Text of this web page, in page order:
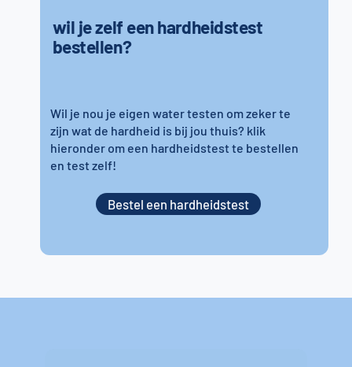
wil je zelf een hardheidstest
bestellen?
Wil je nou je eigen water testen om zeker te
zijn wat de hardheid is bij jou thuis? klik
hieronder om een hardheidstest te bestellen
en test zelf!
Bestel een hardheidstest